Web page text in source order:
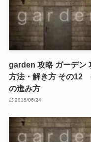
garden 攻略 ガーデン
方法・解き方 その12
の進み方
2018/06/24